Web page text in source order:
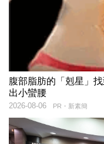
腹部脂肪的「剋星」
出小蠻腰
PR・新素簡
2026-08-06